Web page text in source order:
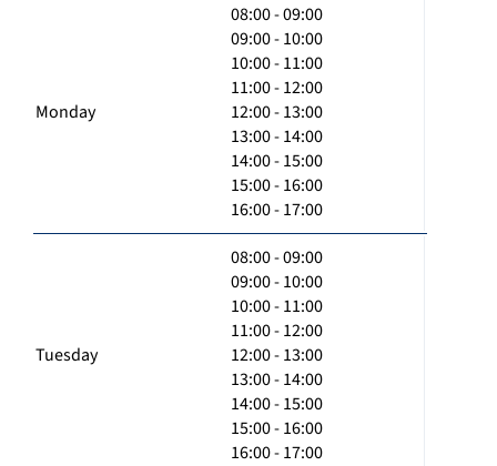
Monday
08:00 - 09:00
09:00 - 10:00
10:00 - 11:00
11:00 - 12:00
12:00 - 13:00
13:00 - 14:00
14:00 - 15:00
15:00 - 16:00
16:00 - 17:00
Tuesday
08:00 - 09:00
09:00 - 10:00
10:00 - 11:00
11:00 - 12:00
12:00 - 13:00
13:00 - 14:00
14:00 - 15:00
15:00 - 16:00
16:00 - 17:00